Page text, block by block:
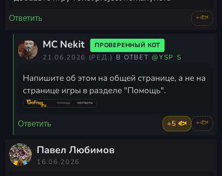
Ответить +🐟
MC Nekit ПРОВЕРЕННЫЙ КОТ
21.06.2026 (РЕД.) В ОТВЕТ@YSP S
Напишите об этом на общей странице, а не на
странице игры в разделе "Помощь".
Ответить +5 🐟 +🐟
Павел Любимов
16.06.2026